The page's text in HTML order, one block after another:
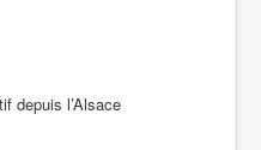
depuis l’Alsace